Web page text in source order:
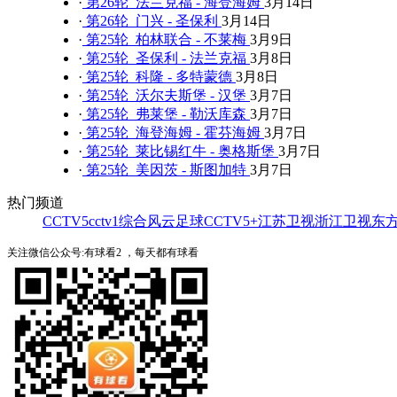
· 第26轮 门兴 - 圣保利 3月14日
· 第25轮 柏林联合 - 不莱梅 3月9日
· 第25轮 圣保利 - 法兰克福 3月8日
· 第25轮 科隆 - 多特蒙德 3月8日
· 第25轮 沃尔夫斯堡 - 汉堡 3月7日
· 第25轮 弗莱堡 - 勒沃库森 3月7日
· 第25轮 海登海姆 - 霍芬海姆 3月7日
· 第25轮 莱比锡红牛 - 奥格斯堡 3月7日
· 第25轮 美因茨 - 斯图加特 3月7日
热门频道
CCTV5cctv1综合风云足球CCTV5+江苏卫视浙江卫视东
关注微信公众号:有球看2 ，每天都有球看